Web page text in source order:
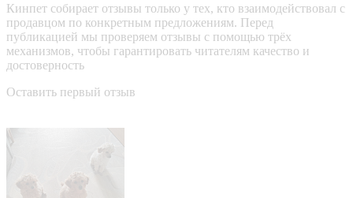
Кинпет собирает отзывы только у тех, кто взаимодействовал с
продавцом по конкретным предложениям. Перед
публикацией мы проверяем отзывы с помощью трёх
механизмов, чтобы гарантировать читателям качество и
достоверность
Оставить первый отзыв